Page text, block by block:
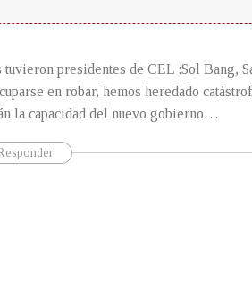
presidentes de CEL :Sol Bang,
en robar, hemos heredado
la capacidad del nuevo gobierno…